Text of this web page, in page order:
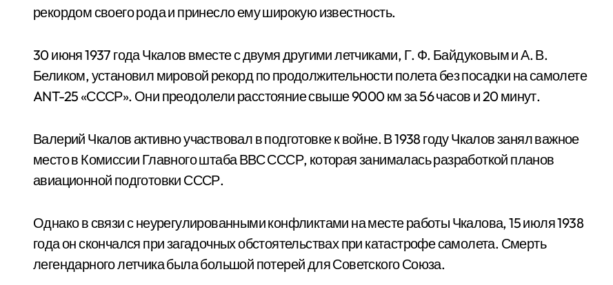
рекордом своего рода и принесло ему широкую известность.
30 июня 1937 года Чкалов вместе с двумя другими летчиками, Г. Ф. Байдуковым и А. В.
Беликом, установил мировой рекорд по продолжительности полета без посадки на самолете
ANT-25 «СССР». Они преодолели расстояние свыше 9000 км за 56 часов и 20 минут.
Валерий Чкалов активно участвовал в подготовке к войне. В 1938 году Чкалов занял важное
место в Комиссии Главного штаба ВВС СССР, которая занималась разработкой планов
авиационной подготовки СССР.
Однако в связи с неурегулированными конфликтами на месте работы Чкалова, 15 июля 1938
года он скончался при загадочных обстоятельствах при катастрофе самолета. Смерть
легендарного летчика была большой потерей для Советского Союза.